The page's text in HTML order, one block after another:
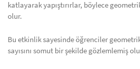
katlayarak yapıştırırlar, böylece
olur.
Bu etkinlik sayesinde öğrenciler
sayısını somut bir şekilde gözlemlemiş